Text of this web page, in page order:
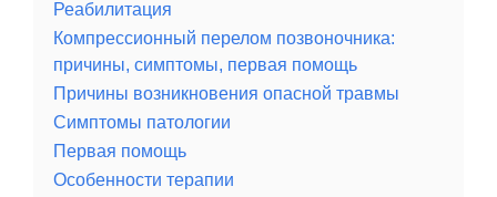
Реабилитация
Компрессионный перелом позвоночника:
причины, симптомы, первая помощь
Причины возникновения опасной травмы
Симптомы патологии
Первая помощь
Особенности терапии